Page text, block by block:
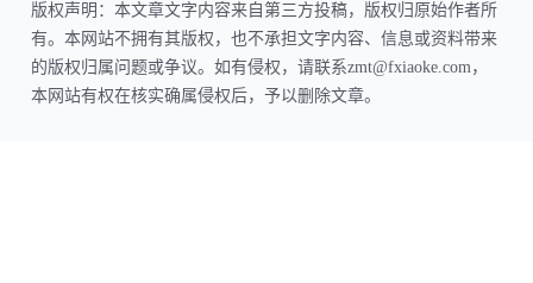
版权声明：本文章文字内容来自第三方投稿，版权归原始作者所
有。本网站不拥有其版权，也不承担文字内容、信息或资料带来
的版权归属问题或争议。如有侵权，请联系zmt@fxiaoke.com，
本网站有权在核实确属侵权后，予以删除文章。